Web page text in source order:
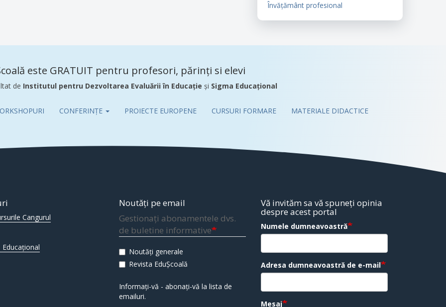
Învățământ profesional
este GRATUIT pentru profesori, părinți si elevi
de Institutul pentru Dezvoltarea Evaluării în Educație și Sigma Educațional
CONFERINȚE PROIECTE EUROPENE CURSURI FORMARE MATERIALE DIDACTICE
Cangurul
Educațional
Noutăți pe email
Gestionați abonamentele dvs.
de buletine informative
Noutăți generale
Revista EduȘcoală
Informați-vă - abonați-vă la lista de
emailuri.
Vă invităm sa vă spuneți opinia
despre acest portal
Numele dumneavoastră
Adresa dumneavoastră de e-mail
Mesaj